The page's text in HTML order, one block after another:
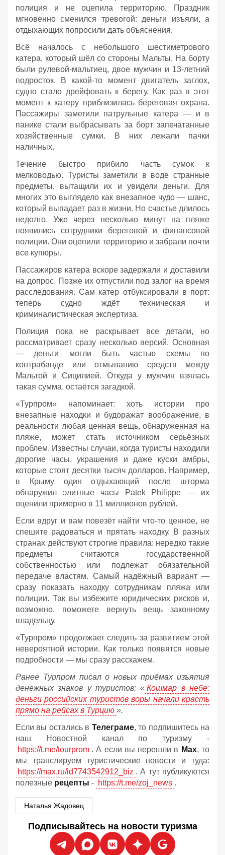
полиция и не оцепила территорию. Праздник
мгновенно сменился тревогой: деньги изъяли, а
отдыхающих попросили дать объяснения.
Всё началось с небольшого шестиметрового
катера, который шёл со стороны Мальты. На борту
были рулевой‑мальтиец, двое мужчин и 13‑летний
подросток. В какой‑то момент двигатель заглох,
судно стало дрейфовать к берегу. Как раз в этот
момент к катеру приблизилась береговая охрана.
Пассажиры заметили патрульные катера — и в
панике стали выбрасывать за борт запечатанные
хозяйственные сумки. В них лежали пачки
наличных.
Течение быстро прибило часть сумок к
мелководью. Туристы заметили в воде странные
предметы, вытащили их и увидели деньги. Для
многих это выглядело как внезапное чудо — шанс,
который выпадает раз в жизни. Но счастье длилось
недолго. Уже через несколько минут на пляже
появились сотрудники береговой и финансовой
полиции. Они оцепили территорию и забрали почти
все купюры.
Пассажиров катера вскоре задержали и доставили
на допрос. Позже их отпустили под залог на время
расследования. Сам катер отбуксировали в порт:
теперь судно ждёт техническая и
криминалистическая экспертиза.
Полиция пока не раскрывает все детали, но
рассматривает сразу несколько версий. Основная
— деньги могли быть частью схемы по
контрабанде или отмыванию средств между
Мальтой и Сицилией. Откуда у мужчин взялась
такая сумма, остаётся загадкой.
«Турпром» напоминает: хоть истории про
внезапные находки и будоражат воображение, в
реальности любая ценная вещь, обнаруженная на
пляже, может стать источником серьёзных
проблем. Известны случаи, когда туристы находили
дорогие часы, украшения и даже куски амбры,
которые стоят десятки тысяч долларов. Например,
в Крыму один отдыхающий после шторма
обнаружил элитные часы Patek Philippe — их
оценили примерно в 11 миллионов рублей.
Если вдруг и вам повезёт найти что‑то ценное, не
спешите радоваться и прятать находку. В разных
странах действуют строгие правила: нередко такие
предметы считаются государственной
собственностью или подлежат обязательной
передаче властям. Самый надёжный вариант —
сразу показать находку сотрудникам пляжа или
полиции. Так вы избежите юридических рисков и,
возможно, поможете вернуть вещь законному
владельцу.
«Турпром» продолжает следить за развитием этой
невероятной истории. Как только появятся новые
подробности — мы сразу расскажем.
Ранее Турпром писал о новых приёмах изъятия
денежных знаков у туристов: « Кошмар в небе:
деньги российских туристов воры начали красть
прямо на рейсах в Турцию ».
Если вы остались в Телеграме, то подпишитесь на
наш Новостной канал по туризму -
https://t.me/tourprom . А если вы перешли в Мах, то
мы транслируем туристические новости и туда:
https://max.ru/id7743542912_biz . А тут публикуются
полезные рецепты - https://t.me/zoj_news .
Наталья Жадовец
Подписывайтесь на новости туризма